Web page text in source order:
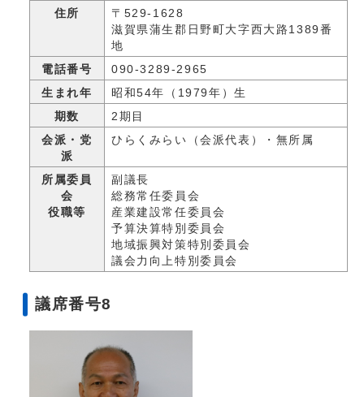
住所
〒529-1628
滋賀県蒲生郡日野町大字西大路1389番
地
電話番号
090-3289-2965
生まれ年
昭和54年（1979年）生
期数
2期目
会派・党
派
ひらくみらい（会派代表）・無所属
所属委員
会
役職等
副議長
総務常任委員会
産業建設常任委員会
予算決算特別委員会
地域振興対策特別委員会
議会力向上特別委員会
議席番号8